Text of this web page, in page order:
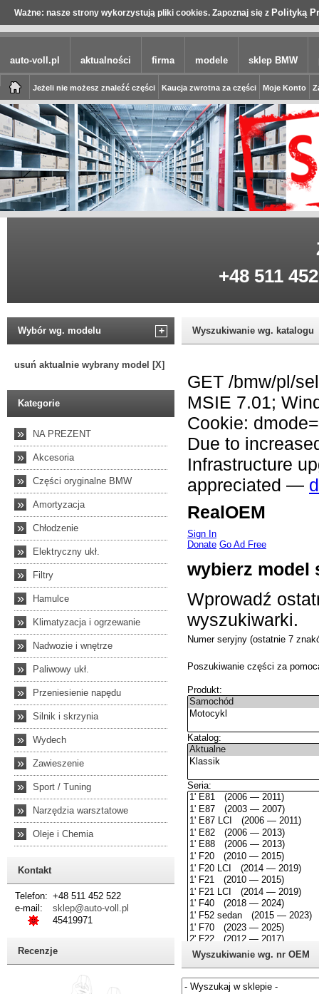
Ważne: nasze strony wykorzystują pliki cookies. Zapoznaj się z Polityką
auto-voll.pl aktualności firma modele sklep BMW
Jeżeli nie możesz znaleźć części Kaucja zwrotna za części Moje Konto
+48 511
Wybór wg. modelu +
usuń aktualnie wybrany model [X]
Kategorie
» NA PREZENT
» Akcesoria
» Części oryginalne BMW
» Amortyzacja
» Chłodzenie
» Elektryczny ukł.
» Filtry
» Hamulce
» Klimatyzacja i ogrzewanie
» Nadwozie i wnętrze
» Paliwowy ukł.
» Przeniesienie napędu
» Silnik i skrzynia
» Wydech
» Zawieszenie
» Sport / Tuning
» Narzędzia warsztatowe
» Oleje i Chemia
Kontakt
Telefon: +48 511 452 522
e-mail:
sklep@auto-voll.pl
45419971
Recenzje
Wyszukiwanie wg. katalogu
Wyszukiwanie wg. nr OEM